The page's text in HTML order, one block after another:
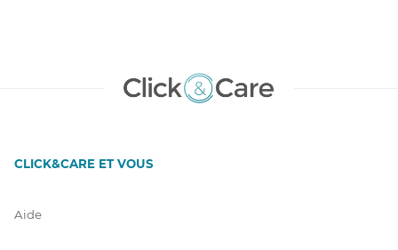
CLICK&CARE ET VOUS
Aide